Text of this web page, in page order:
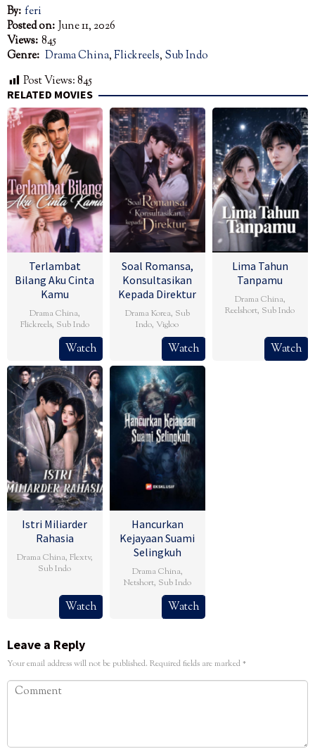
By: feri
Posted on: June 11, 2026
Views: 845
Genre: Drama China,Flickreels, Sub Indo
Post Views:845
RELATED MOVIES
Terlambat
Bilang Aku Cinta
Kamu
Drama China,
Flickreels, Sub Indo
Watch
Soal Romansa,
Konsultasikan
Kepada Direktur
Drama Korea, Sub
Indo,Vigloo
Watch
Lima Tahun
Tanpamu
Drama China,
Reelshort, Sub Indo
Watch
Istri Miliarder
Rahasia
Drama China, Flextv,
Sub Indo
Watch
Hancurkan
Kejayaan Suami
Selingkuh
Drama China,
Netshort, Sub Indo
Watch
Leave a Reply
Your email address will not be published. Required fields are marked*